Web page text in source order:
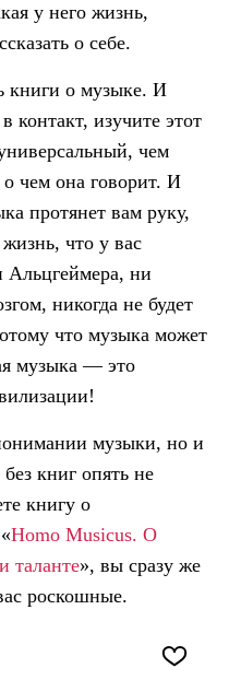
у него жизнь,
о себе.
книги о музыке. И
контакт, изучите этот
чем
чем она говорит. И
протянет вам руку,
что у вас
Альцгеймера, ни
никогда не будет
что музыка может
музыка — это
музыки, но и
книг опять не
книгу о
Homo Musicus. О
таланте», вы сразу же
роскошные.